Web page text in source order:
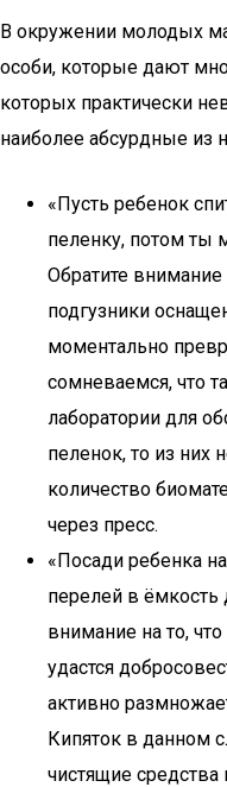
В окружении молодых
особи, которые дают
которых практически
наиболее абсурдные из
«Пусть ребенок
пеленку, потом ты
Обратите
подгузники
моментально
сомневаемся, что
лаборатории для
пеленок, то из них
количество
через пресс.
«Посади ребенка
перелей в ёмкость
внимание на то,
удастся
активно
Кипяток в данном
чистящие средства